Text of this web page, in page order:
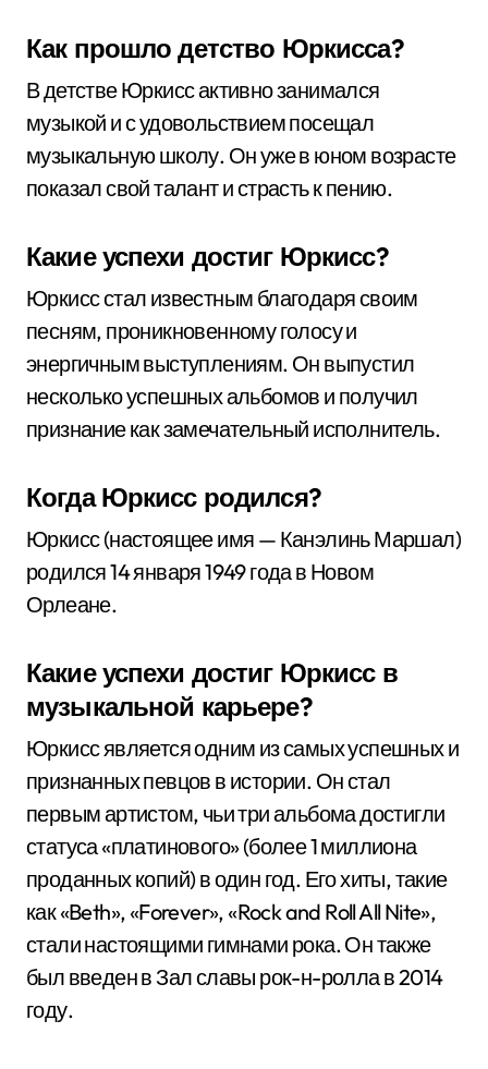
Как прошло детство Юркисса?
В детстве Юркисс активно занимался
музыкой и с удовольствием посещал
музыкальную школу. Он уже в юном возрасте
показал свой талант и страсть к пению.
Какие успехи достиг Юркисс?
Юркисс стал известным благодаря своим
песням, проникновенному голосу и
энергичным выступлениям. Он выпустил
несколько успешных альбомов и получил
признание как замечательный исполнитель.
Когда Юркисс родился?
Юркисс (настоящее имя — Канэлинь Маршал)
родился 14 января 1949 года в Новом
Орлеане.
Какие успехи достиг Юркисс в
музыкальной карьере?
Юркисс является одним из самых успешных и
признанных певцов в истории. Он стал
первым артистом, чьи три альбома достигли
статуса «платинового» (более 1 миллиона
проданных копий) в один год. Его хиты, такие
как «Beth», «Forever», «Rock and Roll All Nite»,
стали настоящими гимнами рока. Он также
был введен в Зал славы рок-н-ролла в 2014
году.